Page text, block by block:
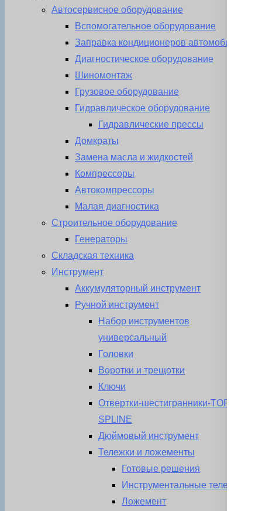
Автосервисное оборудование
Вспомогательное оборудование
Заправка кондиционеров автомобиля
Диагностическое оборудование
Шиномонтаж
Грузовое оборудование
Гидравлическое оборудование
Гидравлические прессы
Домкраты
Замена масла и жидкостей
Компрессоры
Автокомпрессоры
Малая диагностика
Строительное оборудование
Генераторы
Складская техника
Инструмент
Аккумуляторный инструмент
Ручной инструмент
Набор инструментов
универсальный
Головки
Воротки и трещотки
Ключи
Отвертки-шестигранники-TORX-
SPLINE
Дюймовый инструмент
Тележки и ложементы
Готовые решения
Инструментальные тележки
Ложемент